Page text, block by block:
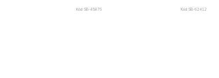
Kód: SB-45876 Kód: SB-62412